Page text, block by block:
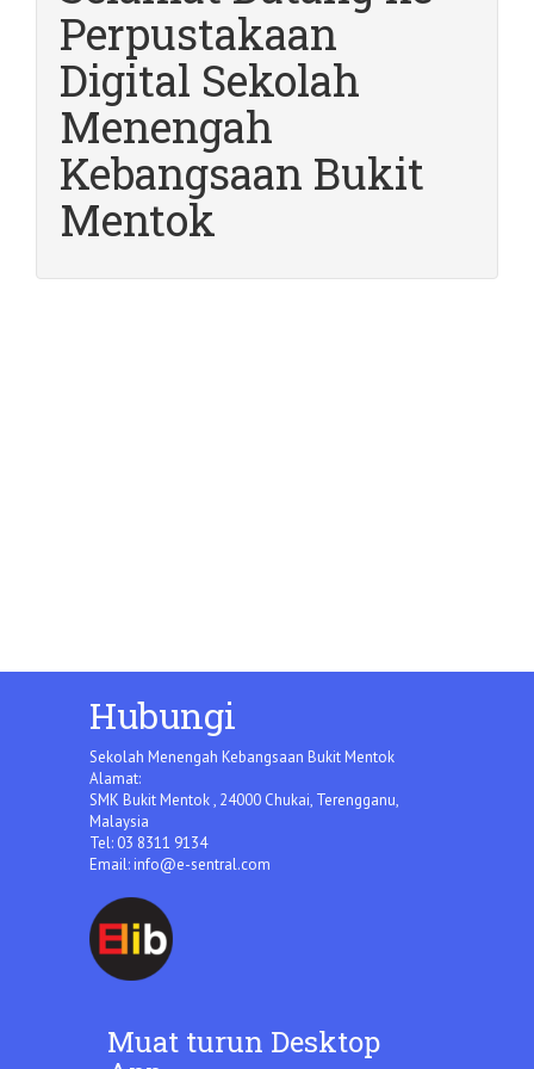
Perpustakaan
Digital Sekolah
Menengah
Kebangsaan Bukit
Mentok
Hubungi
Sekolah Menengah Kebangsaan Bukit Mentok
Alamat:
SMK Bukit Mentok , 24000 Chukai, Terengganu,
Malaysia
Tel: 03 8311 9134
Email: info@e-sentral.com
Muat turun Desktop